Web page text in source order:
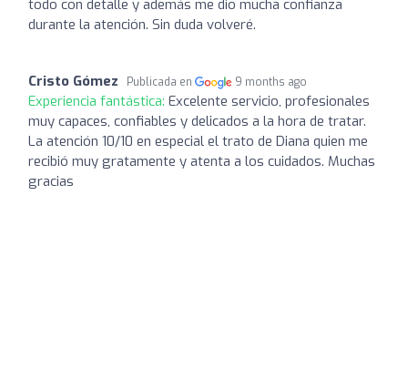
todo con detalle y además me dio mucha confianza
durante la atención. Sin duda volveré.
Cristo Gómez Publicada en 9 months ago
Experiencia fantástica: Excelente servicio, profesionales
muy capaces, confiables y delicados a la hora de tratar.
La atención 10/10 en especial el trato de Diana quien me
recibió muy gratamente y atenta a los cuidados. Muchas
gracias